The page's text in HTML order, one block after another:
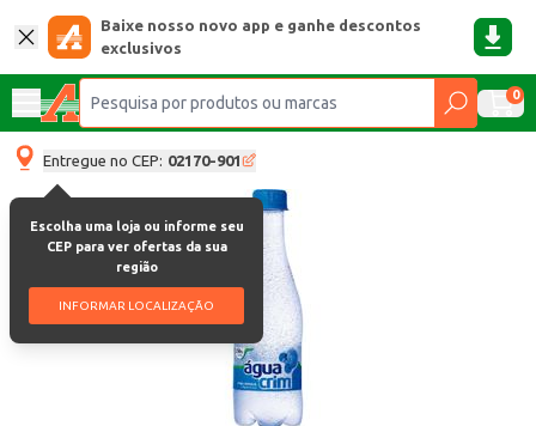
Baixe nosso novo app e ganhe descontos
exclusivos
0
Entregue no CEP: 02170-901
Escolha uma loja ou informe seu
CEP para ver ofertas da sua
região
INFORMAR LOCALIZAÇÃO